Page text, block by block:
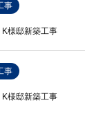
事
様邸新築工事
事
様邸新築工事